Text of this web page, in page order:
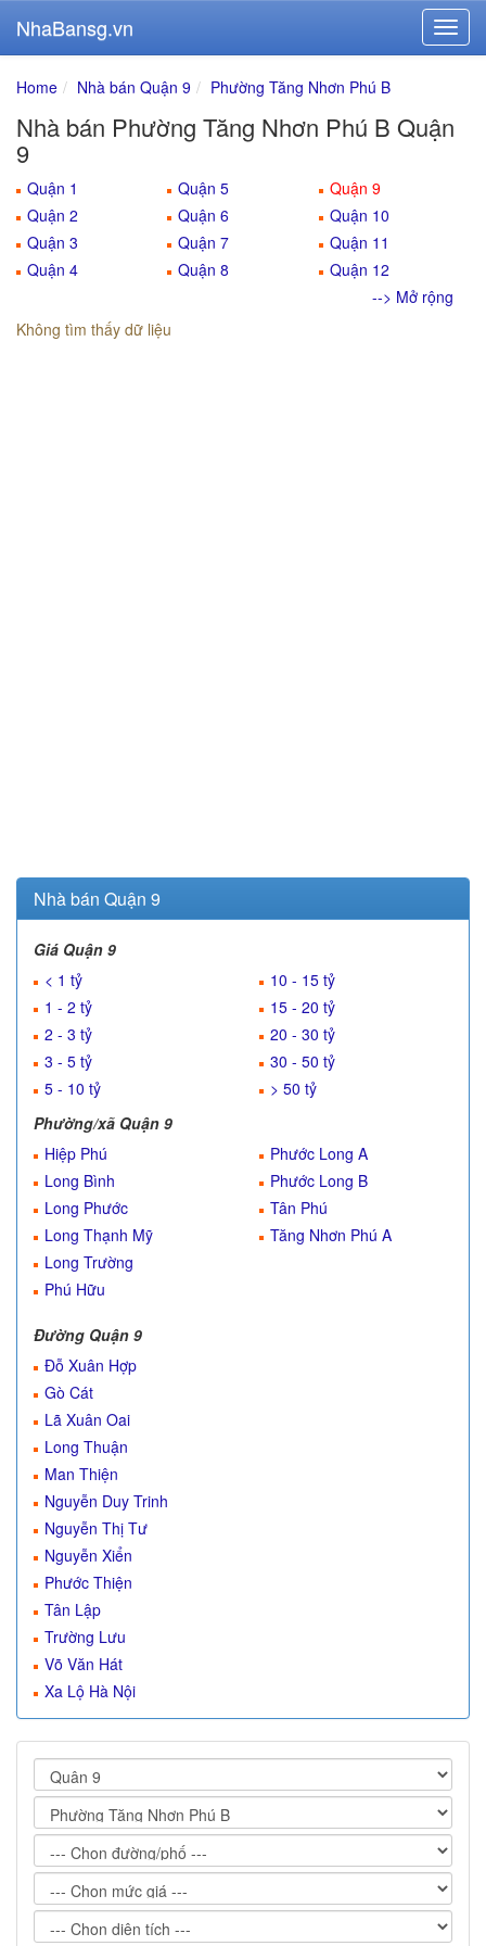
NhaBansg.vn
Home Nhà bán Quận 9 Phường Tăng Nhơn Phú B
Nhà bán Phường Tăng Nhơn Phú B Quận
9
Quận 1
Quận 2
Quận 3
Quận 4
Quận 5
Quận 6
Quận 7
Quận 8
Quận 9
Quận 10
Quận 11
Quận 12
--> Mở rộng
Không tìm thấy dữ liệu
Nhà bán Quận 9
Giá Quận 9
< 1 tỷ
1 - 2 tỷ
2 - 3 tỷ
3 - 5 tỷ
5 - 10 tỷ
10 - 15 tỷ
15 - 20 tỷ
20 - 30 tỷ
30 - 50 tỷ
> 50 tỷ
Phường/xã Quận 9
Hiệp Phú
Long Bình
Long Phước
Long Thạnh Mỹ
Long Trường
Phú Hữu
Phước Long A
Phước Long B
Tân Phú
Tăng Nhơn Phú A
Đường Quận 9
Đỗ Xuân Hợp
Gò Cát
Lã Xuân Oai
Long Thuận
Man Thiện
Nguyễn Duy Trinh
Nguyễn Thị Tư
Nguyễn Xiển
Phước Thiện
Tân Lập
Trường Lưu
Võ Văn Hát
Xa Lộ Hà Nội